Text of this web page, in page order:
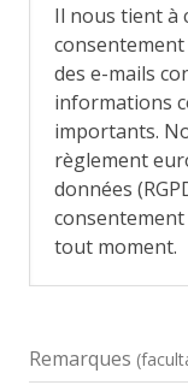
Il nous tient à
des e-mails
informations
importants.
règlement
données
tout moment.
Remarques